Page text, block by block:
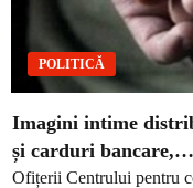
POLITICĂ
Imagini intime
și carduri bancare,…
Ofițerii Centrului pentru